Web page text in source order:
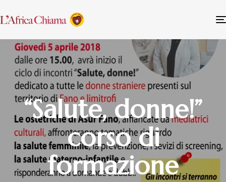
“Salute, donne!”
corso di
formazione